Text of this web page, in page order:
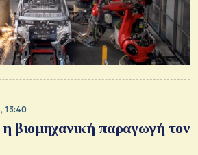
13:40
βιομηχανική παραγωγή τον